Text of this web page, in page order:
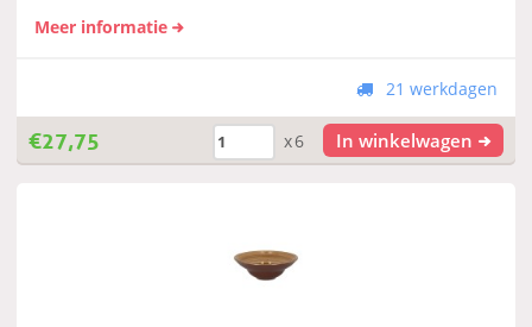
Meer informatie
21 werkdagen
€27,75 x6 In winkelwagen